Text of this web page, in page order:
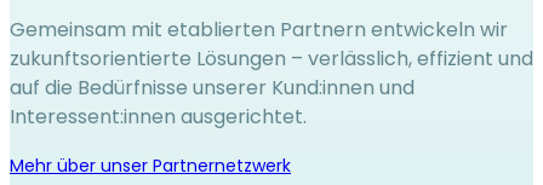
Gemeinsam mit etablierten Partnern entwickeln wir
zukunftsorientierte Lösungen – verlässlich, effizient und
auf die Bedürfnisse unserer Kund:innen und
Interessent:innen ausgerichtet.
Mehr über unser Partnernetzwerk